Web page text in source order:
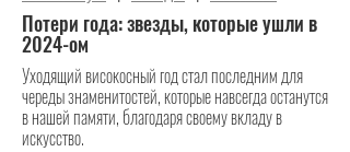
Потери года: звезды, которые ушли в
2024-ом
Уходящий високосный год стал последним для
череды знаменитостей, которые навсегда останутся
в нашей памяти, благодаря своему вкладу в
искусство.